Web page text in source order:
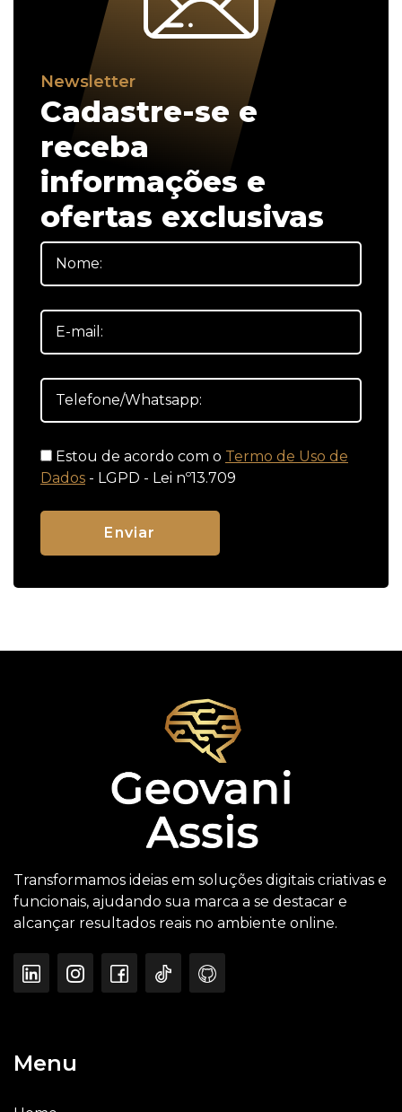
Newsletter
Cadastre-se e
receba
informações e
ofertas exclusivas
Estou de acordo com o Termo de Uso de
Dados - LGPD - Lei nº13.709
Transformamos ideias em soluções digitais criativas e
funcionais, ajudando sua marca a se destacar e
alcançar resultados reais no ambiente online.
Menu